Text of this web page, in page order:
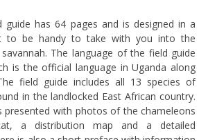
guide has 64 pages and is designed in a
to be handy to take with you into the
The language of the field guide
is the official language in Uganda along
field guide includes all 13 species of
in the landlocked East African country.
presented with photos of the chameleons
a distribution map and a detailed